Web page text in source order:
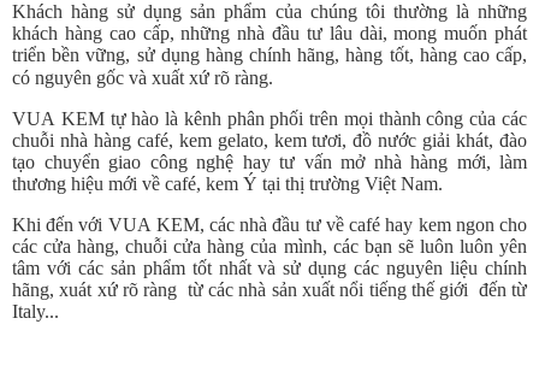
Khách hàng sử dụng sản phẩm của chúng tôi thường là những
khách hàng cao cấp, những nhà đầu tư lâu dài, mong muốn phát
triển bền vững, sử dụng hàng chính hãng, hàng tốt, hàng cao cấp,
có nguyên gốc và xuất xứ rõ ràng.
VUA KEM tự hào là kênh phân phối trên mọi thành công của các
chuỗi nhà hàng café, kem gelato, kem tươi, đồ nước giải khát, đào
tạo chuyển giao công nghệ hay tư vấn mở nhà hàng mới, làm
thương hiệu mới về café, kem Ý tại thị trường Việt Nam.
Khi đến với VUA KEM, các nhà đầu tư về café hay kem ngon cho
các cửa hàng, chuỗi cửa hàng của mình, các bạn sẽ luôn luôn yên
tâm với các sản phẩm tốt nhất và sử dụng các nguyên liệu chính
hãng, xuát xứ rõ ràng từ các nhà sản xuất nổi tiếng thế giới đến từ
Italy...